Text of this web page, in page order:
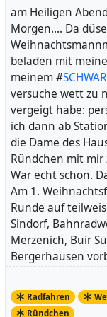
individuellen
und kann je
wichtig, dass
sicherstellt,
entspricht,
Ich glaube, es
Ja, es gibt
Dirty Kanza:
Veranstaltung,
Die Strecke
Grinduro: Dies
jährlich in
einem Schloss
grün und das
grau. Die
Symbol kann
dargestellt
hilfreich ist und
Mass leicht
haben, zögern
stehe Ihnen
Danke
Gern
weiterhelfen.
mehr
mich zu
am Heiligen
Morgen.... Da
beladen mit
meinem #
versuche wett zu
vergeigt habe:
ich dann ab
die Dame des
Ründchen mit mir
War echt schön.
Am 1.
Runde auf
Sindorf,
Merzenich, Buir
Bergerhausen
zu hause. Den
vor unserem
durchquerte.
Radfahren
Ründchen